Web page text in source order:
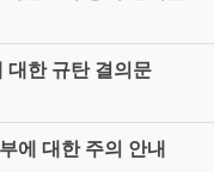
대한 규탄 결의문
에 대한 주의 안내